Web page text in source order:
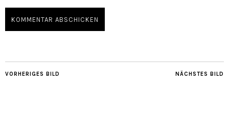
NÄCHSTES BILD
VORHERIGES BILD